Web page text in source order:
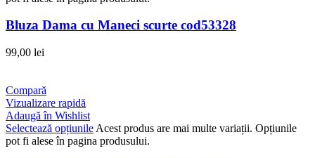
Bluza Dama cu Maneci scurte cod53328
99,00 lei
Compară
Vizualizare rapidă
Adaugă în Wishlist
Selectează opțiunile Acest produs are mai multe variații. Opțiunile
pot fi alese în pagina produsului.